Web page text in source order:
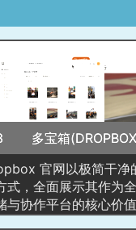
多宝箱
官网以极简干净
式，全面展示其作为
与协作平台的核心价